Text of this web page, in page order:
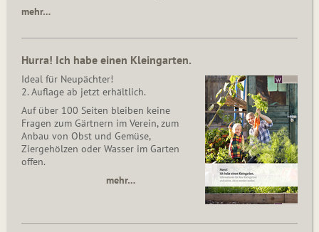
mehr…
Hurra! Ich habe einen Kleingarten.
Ideal für Neupächter!
2. Auflage ab jetzt erhältlich.
Auf über 100 Seiten bleiben keine
Fragen zum Gärtnern im Verein, zum
Anbau von Obst und Gemüse,
Ziergehölzen oder Wasser im Garten
offen.
mehr…